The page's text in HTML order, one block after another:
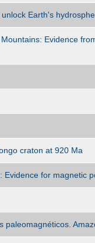
Earth's
Evidence
craton at 920 Ma
for magnetic